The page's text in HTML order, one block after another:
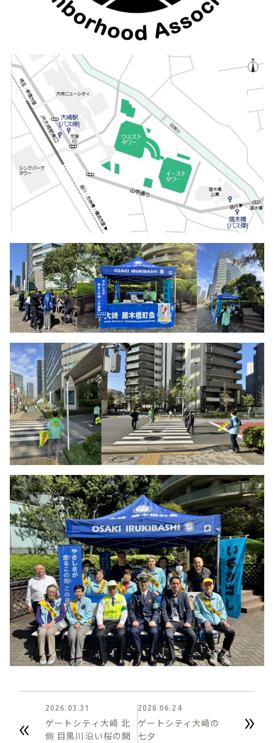
2026.03.31
ゲートシティ大崎 北
側 目黒川沿い桜の開
2026.06.24
ゲートシティ大崎の
七夕